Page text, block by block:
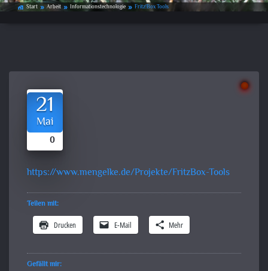
home_work Start double_arrow Arbeit double_arrow Informationstechnologie double_arrow Fritz!Box Tools
21
Mai
0
https://www.mengelke.de/Projekte/FritzBox-Tools
Teilen mit:
Drucken E-Mail Mehr
Gefällt mir: